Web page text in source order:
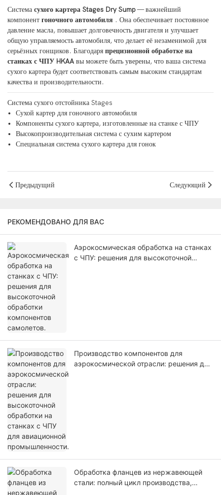
Система сухого картера Stages Dry Sump— важнейший
компонент гоночного автомобиля . Она обеспечивает постоянное
давление масла, повышает долговечность двигателя и улучшает
общую управляемость автомобиля, что делает её незаменимой для
серьёзных гонщиков. Благодаря прецизионной обработке на
станках с ЧПУ HKAA вы можете быть уверены, что ваша система
сухого картера будет соответствовать самым высоким стандартам
качества и производительности.
Система сухого отстойника Stages
Сухой картер для гоночного автомобиля
Компоненты сухого картера, изготовленные на станке с ЧПУ
Высокопроизводительная система с сухим картером
Специальная система сухого картера для гонок
Предыдущий Следующий
РЕКОМЕНДОВАНО ДЛЯ ВАС
Аэрокосмическая обработка на станках
с ЧПУ: решения для высокоточной
Производство компонентов для
аэрокосмической отрасли: решения для
Обработка фланцев из нержавеющей
стали: полный цикл производства,